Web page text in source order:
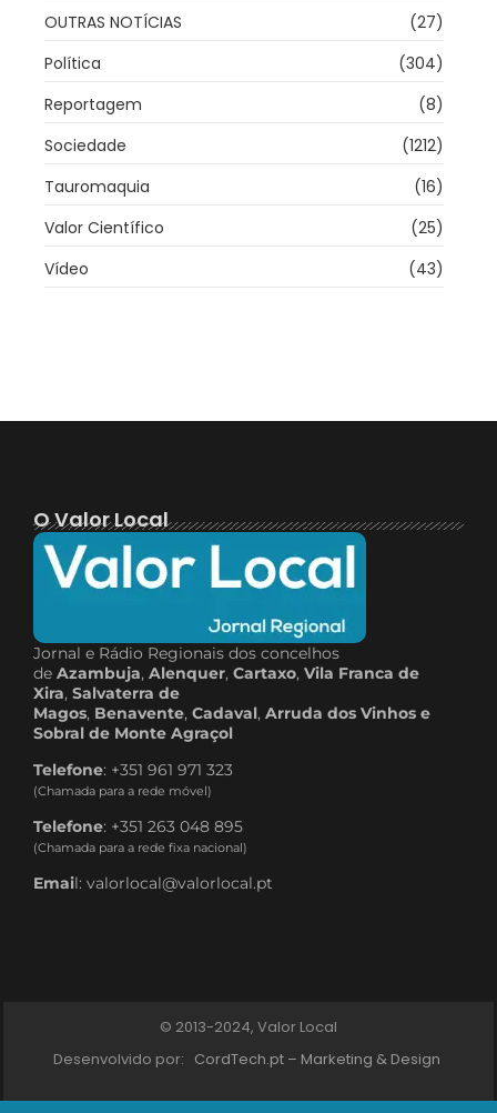
OUTRAS NOTÍCIAS
(27)
Política
(304)
Reportagem
(8)
Sociedade
(1212)
Tauromaquia
(16)
Valor Científico
(25)
Vídeo
(43)
O Valor Local
Jornal e Rádio Regionais dos concelhos
de Azambuja, Alenquer, Cartaxo, Vila Franca de
Xira, Salvaterra de
Magos, Benavente, Cadaval, Arruda dos Vinhos e
Sobral de Monte Agraçol
Telefone: +351 961 971 323
(Chamada para a rede móvel)
Telefone: +351 263 048 895
(Chamada para a rede fixa nacional)
Email: valorlocal@valorlocal.pt
© 2013-2024, Valor Local
Desenvolvido por: CordTech.pt – Marketing & Design